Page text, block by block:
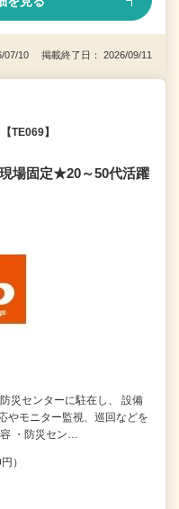
07/10 掲載終了日： 2026/09/11
TE069】
現場固定★20～50代活躍
災センターに駐在し、 設備
やモニター監視、巡回などを
・防災セン…
）